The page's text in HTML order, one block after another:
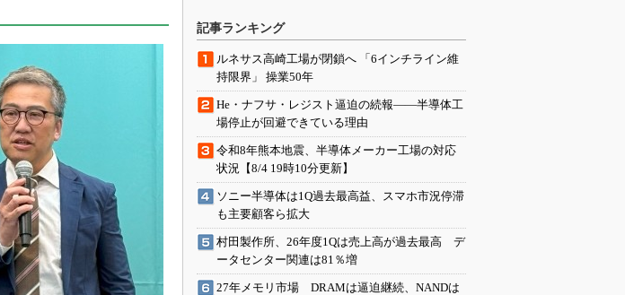
記事ランキング
ルネサス高崎工場が閉鎖へ 「6インチライン維
持限界」 操業50年
He・ナフサ・レジスト逼迫の続報――半導体工
場停止が回避できている理由
令和8年熊本地震、半導体メーカー工場の対応
状況【8/4 19時10分更新】
ソニー半導体は1Q過去最高益、スマホ市況停滞
も主要顧客ら拡大
村田製作所、26年度1Qは売上高が過去最高 デ
ータセンター関連は81％増
27年メモリ市場 DRAMは逼迫継続、NANDは